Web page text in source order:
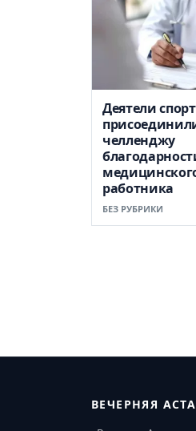
Деятели
челленджу
работника
БЕЗ РУБРИКИ
ВЕЧЕРНЯЯ